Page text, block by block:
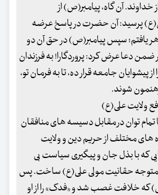
خداوند. آن گاه، پیامبر(ص) از
پرسید: آن حضرت در پاسخ عرضه
یافتم؛ سپس پیامبر(ص) در حق آن دو
ضمن دعا عرض کرد: پروردگارا! به فرزندان
پیشوایان جامعه قرار ده، تا به فرمان تو،
شوند.
ولایت علی(ع)
توان در مقابل دسیسه های منافقان
های مختلف از حریم دین و ولایت
که با بذل جان و پیگیری سیاست بی
متوجه حقانیت مولی علی(ع) ساخت. پس
که خلافت غصب شد و «فدک» را از او